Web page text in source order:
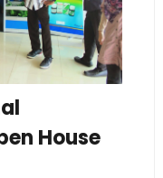
House